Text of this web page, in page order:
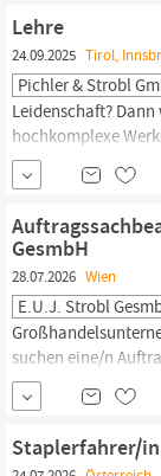
Du zusätzlich die
fertigen
Lehre
24.09.2025 Tirol,
Pichler & Strobl
Leidenschaft?
hochkomplexe
modernstem
einem Team, die
Kollegialität und
uns: In enger
GesmbH
28.07.2026 Wien
E.u.J. Strobl
suchen eine/n
Kenntnisse Gutes
Selbständige
Genauigkeit Gute
Staplerfahrer/